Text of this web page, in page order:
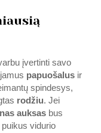
įvertinti savo
papuošalus ir
spindesys,
rodžiu. Jei
auksas bus
puikus vidurio